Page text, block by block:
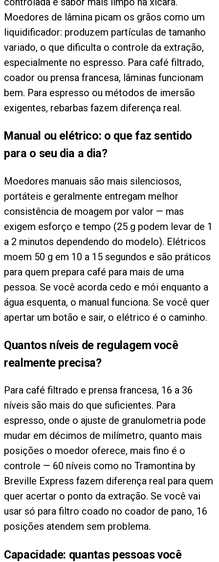
Moedores de lâmina picam os grãos como um
liquidificador: produzem partículas de tamanho
variado, o que dificulta o controle da extração,
especialmente no espresso. Para café filtrado,
coador ou prensa francesa, lâminas funcionam
bem. Para espresso ou métodos de imersão
exigentes, rebarbas fazem diferença real.
Manual ou elétrico: o que faz sentido
para o seu dia a dia?
Moedores manuais são mais silenciosos,
portáteis e geralmente entregam melhor
consistência de moagem por valor — mas
exigem esforço e tempo (25 g podem levar de 1
a 2 minutos dependendo do modelo). Elétricos
moem 50 g em 10 a 15 segundos e são práticos
para quem prepara café para mais de uma
pessoa. Se você acorda cedo e mói enquanto a
água esquenta, o manual funciona. Se você quer
apertar um botão e sair, o elétrico é o caminho.
Quantos níveis de regulagem você
realmente precisa?
Para café filtrado e prensa francesa, 16 a 36
níveis são mais do que suficientes. Para
espresso, onde o ajuste de granulometria pode
mudar em décimos de milímetro, quanto mais
posições o moedor oferece, mais fino é o
controle — 60 níveis como no Tramontina by
Breville Express fazem diferença real para quem
quer acertar o ponto da extração. Se você vai
usar só para filtro coado no coador de pano, 16
posições atendem sem problema.
Capacidade: quantas pessoas você